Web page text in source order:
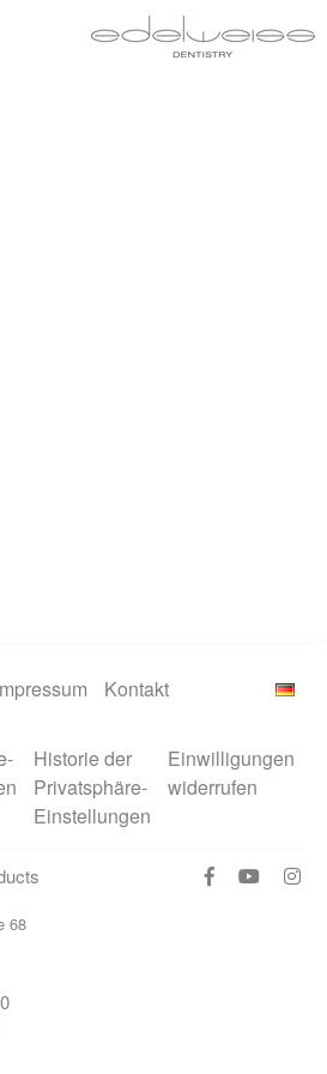
68
Kontakt
Historie der
Privatsphäre-
Einstellungen
Einwilligungen
widerrufen